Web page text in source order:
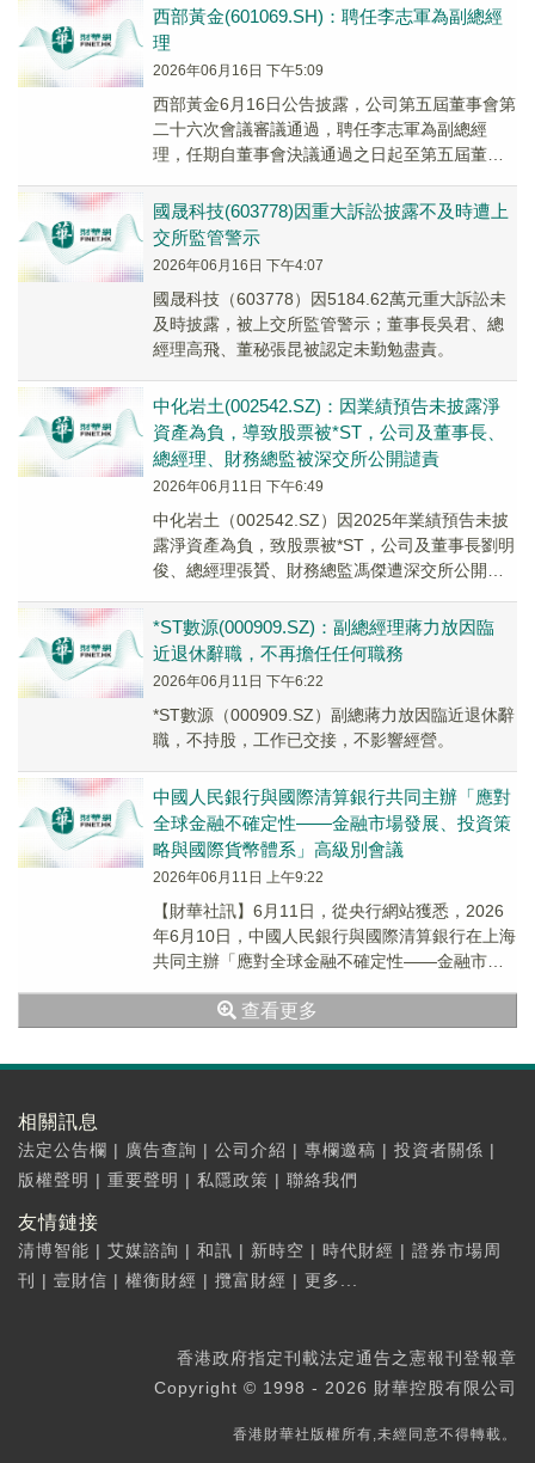
西部黃金(601069.SH)：聘任李志軍為副總經
理
2026年06月16日 下午5:09
西部黃金6月16日公告披露，公司第五屆董事會第
二十六次會議審議通過，聘任李志軍為副總經
理，任期自董事會決議通過之日起至第五屆董事
國晟科技(603778)因重大訴訟披露不及時遭上
交所監管警示
2026年06月16日 下午4:07
國晟科技（603778）因5184.62萬元重大訴訟未
及時披露，被上交所監管警示；董事長吳君、總
經理高飛、董秘張昆被認定未勤勉盡責。
中化岩土(002542.SZ)：因業績預告未披露淨
資產為負，導致股票被*ST，公司及董事長、
總經理、財務總監被深交所公開譴責
2026年06月11日 下午6:49
中化岩土（002542.SZ）因2025年業績預告未披
露淨資產為負，致股票被*ST，公司及董事長劉明
俊、總經理張贇、財務總監馮傑遭深交所公開譴
*ST數源(000909.SZ)：副總經理蔣力放因臨
近退休辭職，不再擔任任何職務
2026年06月11日 下午6:22
*ST數源（000909.SZ）副總蔣力放因臨近退休辭
職，不持股，工作已交接，不影響經營。
中國人民銀行與國際清算銀行共同主辦「應對
全球金融不確定性——金融市場發展、投資策
略與國際貨幣體系」高級別會議
2026年06月11日 上午9:22
【財華社訊】6月11日，從央行網站獲悉，2026
年6月10日，中國人民銀行與國際清算銀行在上海
共同主辦「應對全球金融不確定性——金融市場
查看更多
相關訊息
法定公告欄 | 廣告查詢 | 公司介紹 | 專欄邀稿 | 投資者關係 |
版權聲明 | 重要聲明 | 私隱政策 | 聯絡我們
友情鏈接
清博智能 | 艾媒諮詢 | 和訊 | 新時空 | 時代財經 | 證券市場周
刊
| 壹財信 | 權衡財經 | 攬富財經 | 更多...
香港政府指定刊載法定通告之憲報刊登報章
Copyright © 1998 - 2026 財華控股有限公司
香港財華社版權所有,未經同意不得轉載。